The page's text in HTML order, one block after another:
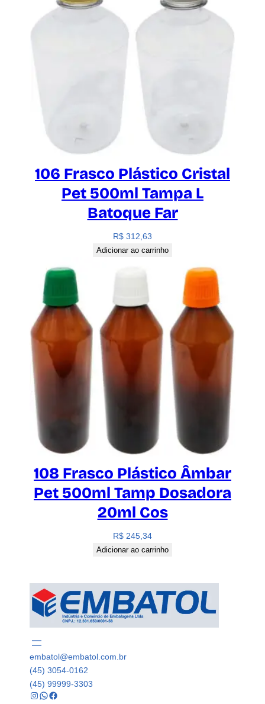
106 Frasco Plástico Cristal
Pet 500ml Tampa L
Batoque Far
R$ 312,63
Adicionar ao carrinho
108 Frasco Plástico Âmbar
Pet 500ml Tamp Dosadora
20ml Cos
R$ 245,34
Adicionar ao carrinho
embatol@embatol.com.br
(45) 3054-0162
(45) 99999-3303
Instagram WhatsApp Facebook